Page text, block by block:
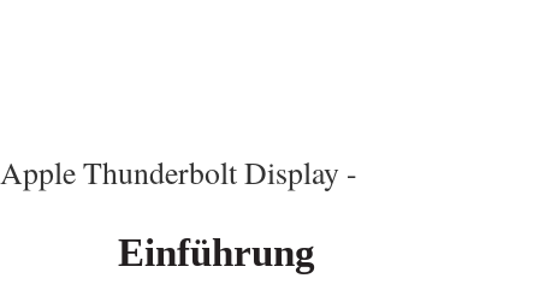
Apple Thunderbolt Display -
Einführung